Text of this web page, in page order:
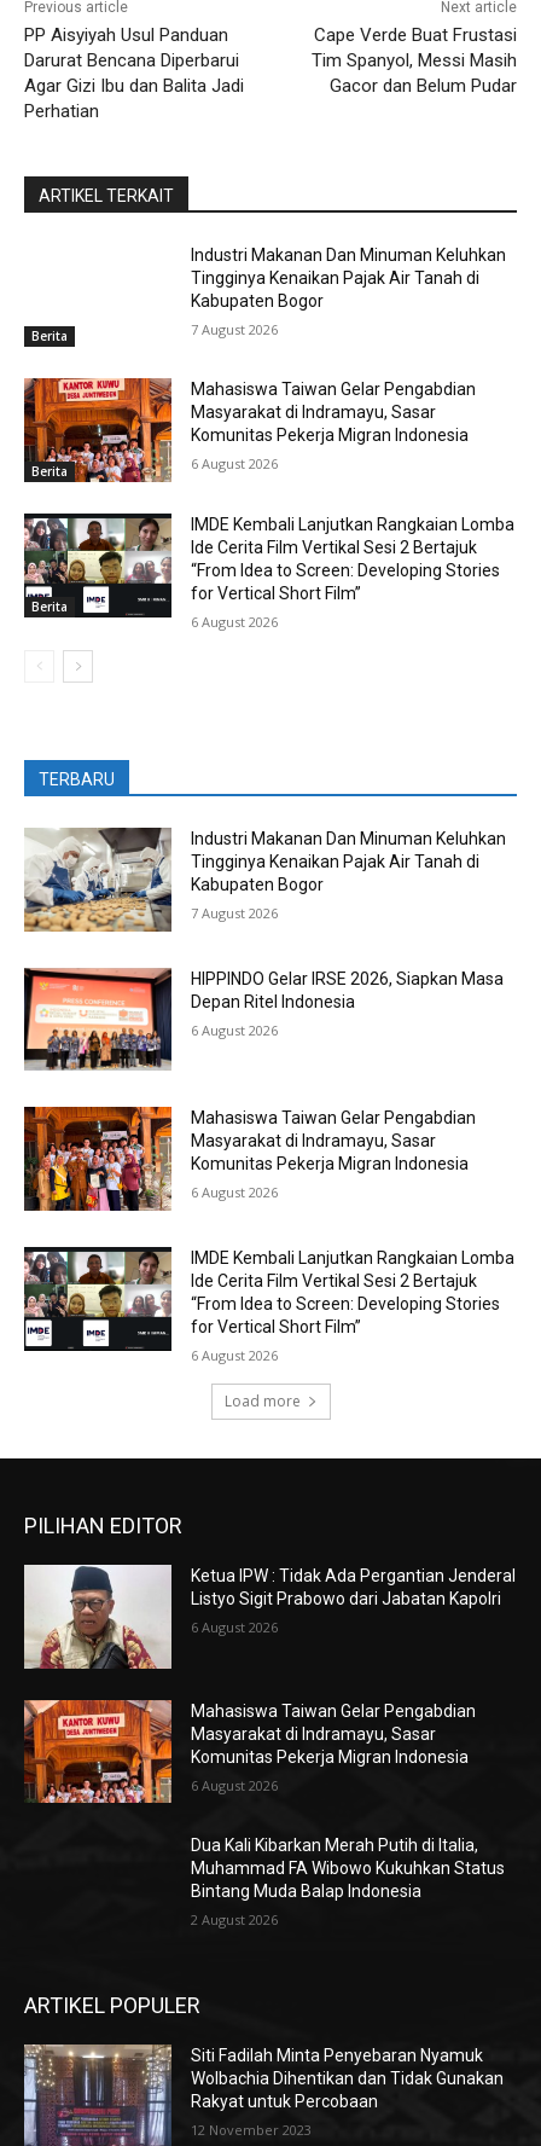
Previous article
PP Aisyiyah Usul Panduan
Darurat Bencana Diperbarui
Agar Gizi Ibu dan Balita Jadi
Perhatian
Next article
Cape Verde Buat Frustasi
Tim Spanyol, Messi Masih
Gacor dan Belum Pudar
ARTIKEL TERKAIT
Berita
Industri Makanan Dan Minuman Keluhkan
Tingginya Kenaikan Pajak Air Tanah di
Kabupaten Bogor
7 August 2026
Berita
Mahasiswa Taiwan Gelar Pengabdian
Masyarakat di Indramayu, Sasar
Komunitas Pekerja Migran Indonesia
6 August 2026
Berita
IMDE Kembali Lanjutkan Rangkaian Lomba
Ide Cerita Film Vertikal Sesi 2 Bertajuk
“From Idea to Screen: Developing Stories
for Vertical Short Film”
6 August 2026
TERBARU
Industri Makanan Dan Minuman Keluhkan
Tingginya Kenaikan Pajak Air Tanah di
Kabupaten Bogor
7 August 2026
HIPPINDO Gelar IRSE 2026, Siapkan Masa
Depan Ritel Indonesia
6 August 2026
Mahasiswa Taiwan Gelar Pengabdian
Masyarakat di Indramayu, Sasar
Komunitas Pekerja Migran Indonesia
6 August 2026
IMDE Kembali Lanjutkan Rangkaian Lomba
Ide Cerita Film Vertikal Sesi 2 Bertajuk
“From Idea to Screen: Developing Stories
for Vertical Short Film”
6 August 2026
Load more
PILIHAN EDITOR
Ketua IPW : Tidak Ada Pergantian Jenderal
Listyo Sigit Prabowo dari Jabatan Kapolri
6 August 2026
Mahasiswa Taiwan Gelar Pengabdian
Masyarakat di Indramayu, Sasar
Komunitas Pekerja Migran Indonesia
6 August 2026
Dua Kali Kibarkan Merah Putih di Italia,
Muhammad FA Wibowo Kukuhkan Status
Bintang Muda Balap Indonesia
2 August 2026
ARTIKEL POPULER
Siti Fadilah Minta Penyebaran Nyamuk
Wolbachia Dihentikan dan Tidak Gunakan
Rakyat untuk Percobaan
12 November 2023